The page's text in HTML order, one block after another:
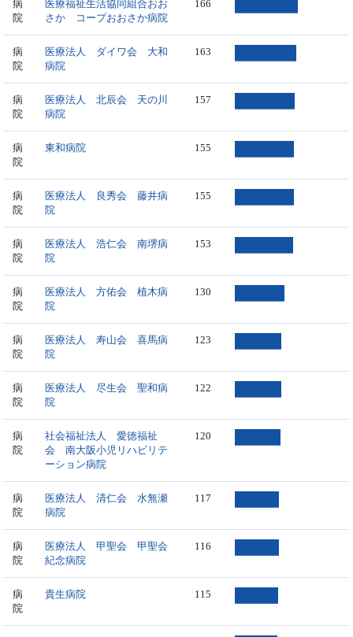
病
院
医療福祉生活協同組合おお
さか コープおおさか病院
166
病
院
医療法人 ダイワ会 大和
病院
163
病
院
医療法人 北辰会 天の川
病院
157
病
院
東和病院 155
病
院
医療法人 良秀会 藤井病
院
155
病
院
医療法人 浩仁会 南堺病
院
153
病
院
医療法人 方佑会 植木病
院
130
病
院
医療法人 寿山会 喜馬病
院
123
病
院
医療法人 尽生会 聖和病
院
122
病
院
社会福祉法人 愛徳福祉
会 南大阪小児リハビリテ
ーション病院
120
病
院
医療法人 清仁会 水無瀬
病院
117
病
院
医療法人 甲聖会 甲聖会
紀念病院
116
病
院
貴生病院 115